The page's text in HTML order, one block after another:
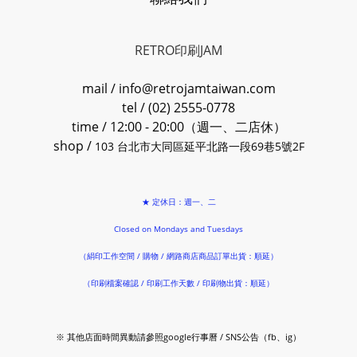
RETRO印刷JAM
mail / info@retrojamtaiwan.com
tel / (02) 2555-0778
time / 12:00 - 20:00（週一、二店休）
shop / 103 台北市大同區延平北路一段69巷5號2F
★ 定休日：週一、二
Closed on Mondays and Tuesdays
（絹印工作空間 / 購物 / 網路商店商品訂單出貨：順延）
（印刷檔案確認 / 印刷工作天數 / 印刷物出貨：順延）
※ 其他店面時間異動請參照google行事曆 / SNS公告（fb、ig）